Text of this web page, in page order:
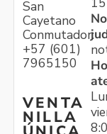
San
Cayetano
Conmutador:
+57 (601)
7965150
VENTA
NILLA